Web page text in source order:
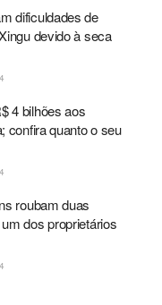
dificuldades de
devido à seca
4 bilhões aos
confira quanto o seu
roubam duas
dos proprietários